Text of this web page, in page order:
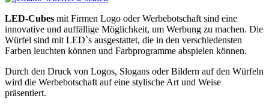
LED-Cubes mit Firmen Logo oder Werbebotschaft sind eine
innovative und auffällige Möglichkeit, um Werbung zu machen. Die
Würfel sind mit LED`s ausgestattet, die in den verschiedensten
Farben leuchten können und Farbprogramme abspielen können.
Durch den Druck von Logos, Slogans oder Bildern auf den Würfeln
wird die Werbebotschaft auf eine stylische Art und Weise
präsentiert.